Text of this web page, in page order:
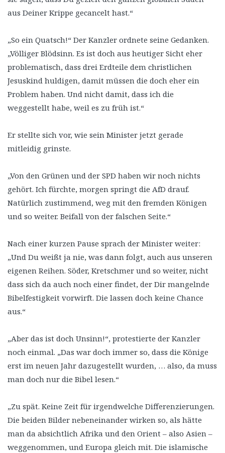
aus Deiner Krippe gecancelt hast.“
„So ein Quatsch!“ Der Kanzler ordnete seine Gedanken.
„Völliger Blödsinn. Es ist doch aus heutiger Sicht eher
problematisch, dass drei Erdteile dem christlichen
Jesuskind huldigen, damit müssen die doch eher ein
Problem haben. Und nicht damit, dass ich die
weggestellt habe, weil es zu früh ist.“
Er stellte sich vor, wie sein Minister jetzt gerade
mitleidig grinste.
„Von den Grünen und der SPD haben wir noch nichts
gehört. Ich fürchte, morgen springt die AfD drauf.
Natürlich zustimmend, weg mit den fremden Königen
und so weiter. Beifall von der falschen Seite.“
Nach einer kurzen Pause sprach der Minister weiter:
„Und Du weißt ja nie, was dann folgt, auch aus unseren
eigenen Reihen. Söder, Kretschmer und so weiter, nicht
dass sich da auch noch einer findet, der Dir mangelnde
Bibelfestigkeit vorwirft. Die lassen doch keine Chance
aus.“
„Aber das ist doch Unsinn!“, protestierte der Kanzler
noch einmal. „Das war doch immer so, dass die Könige
erst im neuen Jahr dazugestellt wurden, … also, da muss
man doch nur die Bibel lesen.“
„Zu spät. Keine Zeit für irgendwelche Differenzierungen.
Die beiden Bilder nebeneinander wirken so, als hätte
man da absichtlich Afrika und den Orient – also Asien –
weggenommen, und Europa gleich mit. Die islamische